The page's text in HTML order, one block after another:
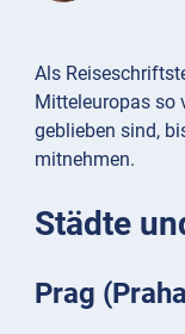
Als
Mitteleuropas so
geblieben sind,
mitnehmen.
Städte
Prag